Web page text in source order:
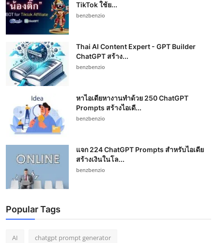
TikTok ใช้ย...
benzbenzio
Thai AI Content Expert - GPT Builder
ChatGPT สร้าง...
benzbenzio
หาไอเดียหางานทำด้วย 250 ChatGPT
Prompts สร้างไอเดี...
benzbenzio
แจก 224 ChatGPT Prompts สำหรับไอเดีย
สร้างเงินในโล...
benzbenzio
Popular Tags
AI chatgpt prompt generator